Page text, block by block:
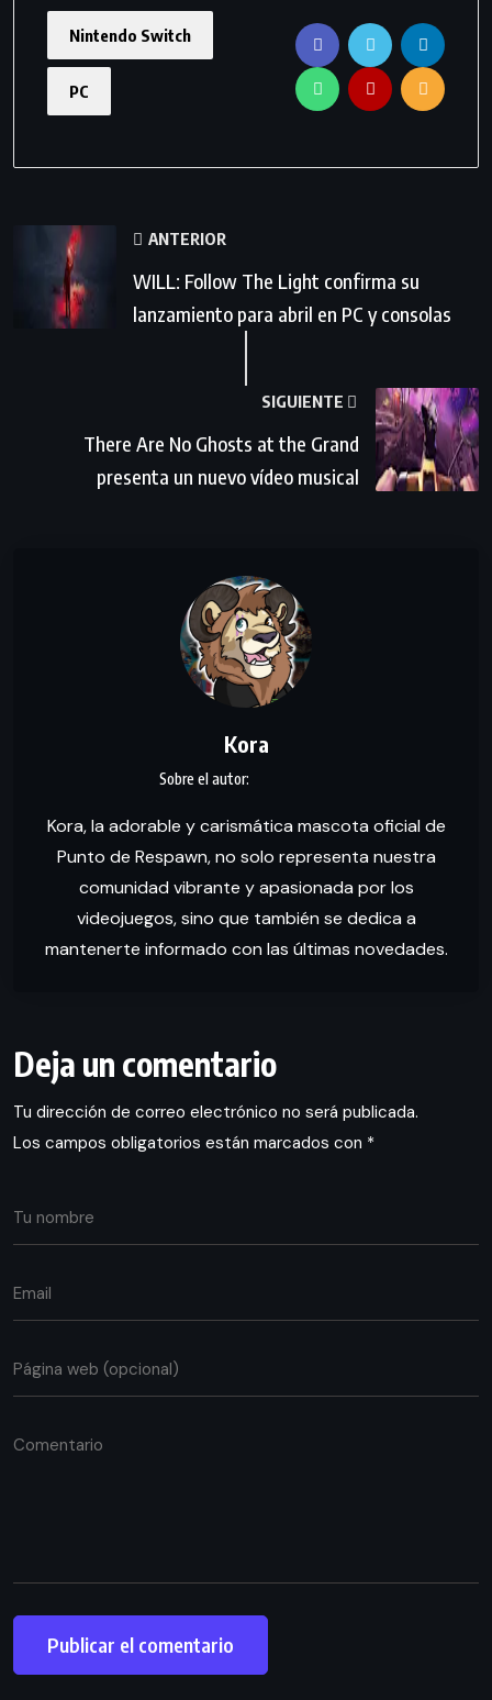
Nintendo Switch
PC
ANTERIOR
WILL: Follow The Light confirma su
lanzamiento para abril en PC y consolas
SIGUIENTE
There Are No Ghosts at the Grand
presenta un nuevo vídeo musical
Kora
Kora, la adorable y carismática mascota oficial de
Punto de Respawn, no solo representa nuestra
comunidad vibrante y apasionada por los
videojuegos, sino que también se dedica a
mantenerte informado con las últimas novedades.
Deja un comentario
Tu dirección de correo electrónico no será publicada.
Los campos obligatorios están marcados con *